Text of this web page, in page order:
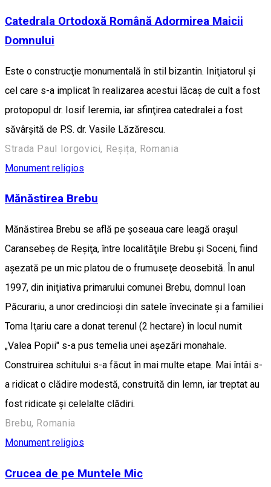
Catedrala Ortodoxă Română Adormirea Maicii
Domnului
Este o construcţie monumentală în stil bizantin. Iniţiatorul şi
cel care s-a implicat în realizarea acestui lăcaş de cult a fost
protopopul dr. Iosif Ieremia, iar sfinţirea catedralei a fost
săvârşită de P.S. dr. Vasile Lăzărescu.
Strada Paul Iorgovici, Reșița, Romania
Monument religios
Mănăstirea Brebu
Mănăstirea Brebu se află pe şoseaua care leagă oraşul
Caransebeş de Reşiţa, între localităţile Brebu şi Soceni, fiind
aşezată pe un mic platou de o frumuseţe deosebită. În anul
1997, din iniţiativa primarului comunei Brebu, domnul Ioan
Păcurariu, a unor credincioşi din satele învecinate şi a familiei
Toma Iţariu care a donat terenul (2 hectare) în locul numit
„Valea Popii" s-a pus temelia unei aşezări monahale.
Construirea schitului s-a făcut în mai multe etape. Mai întâi s-
a ridicat o clădire modestă, construită din lemn, iar treptat au
fost ridicate și celelalte clădiri.
Brebu, Romania
Monument religios
Crucea de pe Muntele Mic